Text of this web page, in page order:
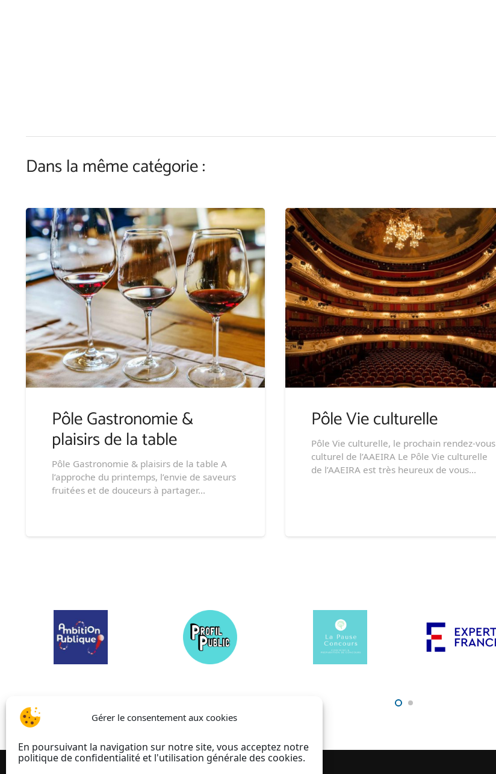
Gérer le consentement aux cookies
En poursuivant la navigation sur notre site, vous acceptez notre
politique de confidentialité et l'utilisation générale des cookies.
Dans la même catégorie :
Pôle Gastronomie &
plaisirs de la table
Pôle Gastronomie & plaisirs de la table A
l’approche du printemps, l’envie de saveurs
fruitées et de douceurs à partager…
Pôle Vie culturelle
Pôle Vie culturelle, le prochain rendez-vous
culturel de l’AAEIRA Le Pôle Vie culturelle
de l’AAEIRA est très heureux de vous…